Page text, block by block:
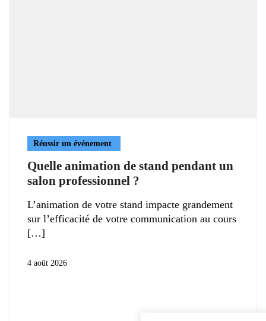
Réussir un événement
Quelle animation de stand pendant un
salon professionnel ?
L’animation de votre stand impacte grandement
sur l’efficacité de votre communication au cours
4 août 2026